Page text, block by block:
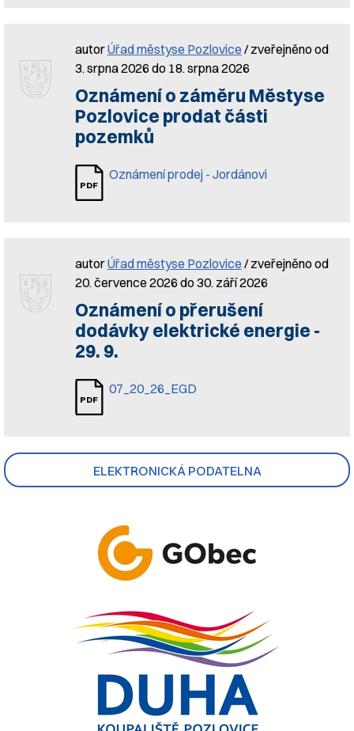
ELEKTRONICKÁ PODATELNA
autorÚřad městyse Pozlovice / zveřejněno od
3. srpna 2026 do 18. srpna 2026
Oznámení o záměru Městyse
Pozlovice prodat části
pozemků
Oznámení prodej - Jordánovi
autorÚřad městyse Pozlovice / zveřejněno od
20. července 2026 do 30. září 2026
Oznámení o přerušení
dodávky elektrické energie -
29. 9.
07_20_26_EGD